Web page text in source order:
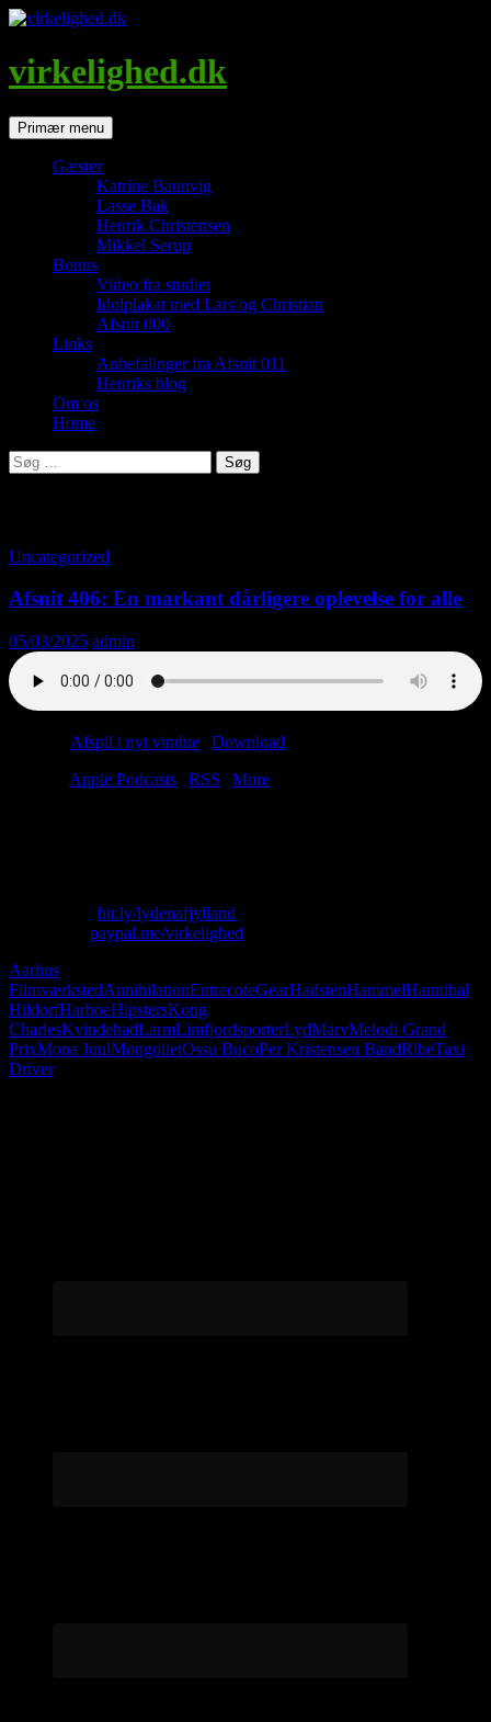
Hop
indhold
virkelighed.dk
SøgPrimær menu
Gæster
Katrine Baunvig
Lasse Bak
Henrik Christensen
Mikkel Serup
Bonus
Video fra studiet
Idolplakat med Lars og Christian
Afsnit 000
Links
Anbefalinger fra Afsnit 011
Henriks blog
Om os
Home
Søg
efter:
Uncategorized
Afsnit 406: En markant dårligere oplevelse for alle
05/03/2025 admin
Afspil i nyt vindue Download
Apple Podcasts RSS
More
bit.ly/lydenafjylland
paypal.me/virkelighed
Aarhus
FilmværkstedAnnihilationEntrecoteGearHadstenHammelHannibal
HildorfHarboeHipstersKong
CharlesKvindehadLarmLimfjordsporterLydMarvMelodi Grand
PrixMona JuulMongolietOssu BucoPer Kristensen BandRibeTaxi
Driver